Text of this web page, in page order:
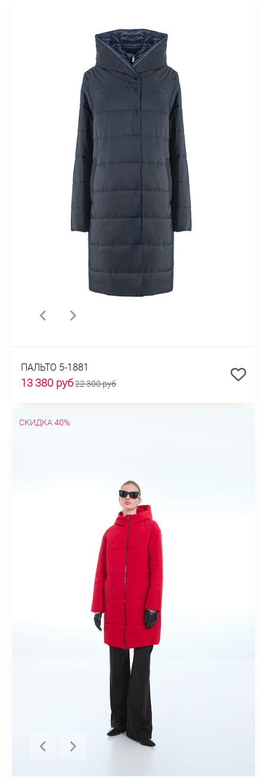
ПАЛЬТО 5-1881
13 380 руб22 300 руб
СКИДКА 40%